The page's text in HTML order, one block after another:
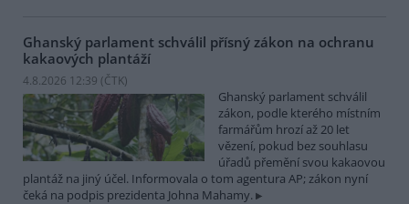
Ghanský parlament schválil přísný zákon na ochranu
kakaových plantáží
4.8.2026 12:39 (ČTK)
Ghanský parlament schválil
zákon, podle kterého místním
farmářům hrozí až 20 let
vězení, pokud bez souhlasu
úřadů přemění svou kakaovou
plantáž na jiný účel. Informovala o tom agentura AP; zákon nyní
čeká na podpis prezidenta Johna Mahamy.